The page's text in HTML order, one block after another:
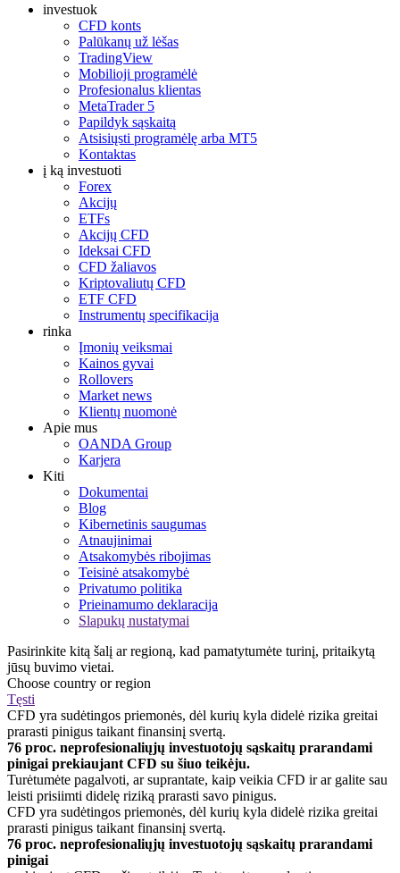
investuok
CFD konts
Palūkanų už lėšas
TradingView
Mobilioji programėlė
Profesionalus klientas
MetaTrader 5
Papildyk sąskaitą
Atsisiųsti programėlę arba MT5
Kontaktas
į ką investuoti
Forex
Akcijų
ETFs
Akcijų CFD
Ideksai CFD
CFD žaliavos
Kriptovaliutų CFD
ETF CFD
Instrumentų specifikacija
rinka
Įmonių veiksmai
Kainos gyvai
Rollovers
Market news
Klientų nuomonė
Apie mus
OANDA Group
Karjera
Kiti
Dokumentai
Blog
Kibernetinis saugumas
Atnaujinimai
Atsakomybės ribojimas
Teisinė atsakomybė
Privatumo politika
Prieinamumo deklaracija
Slapukų nustatymai
Pasirinkite kitą šalį ar regioną, kad pamatytumėte turinį, pritaikytą
jūsų buvimo vietai.
Choose country or region
Tęsti
CFD yra sudėtingos priemonės, dėl kurių kyla didelė rizika greitai
prarasti pinigus taikant finansinį svertą.
76 proc. neprofesionaliųjų investuotojų sąskaitų prarandami
pinigai prekiaujant CFD su šiuo teikėju.
Turėtumėte pagalvoti, ar suprantate, kaip veikia CFD ir ar galite sau
leisti prisiimti didelę riziką prarasti savo pinigus.
CFD yra sudėtingos priemonės, dėl kurių kyla didelė rizika greitai
prarasti pinigus taikant finansinį svertą.
76 proc. neprofesionaliųjų investuotojų sąskaitų prarandami
pinigai